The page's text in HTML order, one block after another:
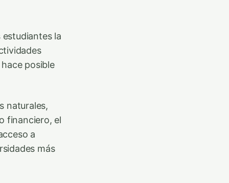
la
posible
naturales,
financiero, el
a
más